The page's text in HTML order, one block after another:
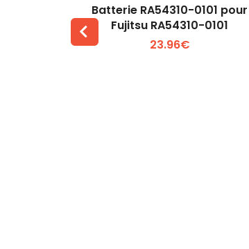
Voir plus +
Batterie RA54310-0101 pour
Fujitsu RA54310-0101
23.96€